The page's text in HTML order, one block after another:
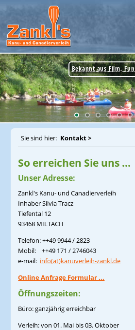
Bekannt aus Film,
Bekannt aus Film,
Bekannt aus Film,
Sie sind hier: Kontakt >
So erreichen Sie uns ...
Unser Adresse:
Zankl's Kanu- und Canadierverleih
Inhaber Silvia Tracz
Tiefental 12
93468 MILTACH
Telefon: ++49 9944 / 2823
Mobil: ++49 171 / 2746043
e-mail: info(at)kanuverleih-zankl.de
Online Anfrage Formular ...
Öffnungszeiten:
Büro: ganzjährig erreichbar
Verleih: von 01. Mai bis 03. Oktober